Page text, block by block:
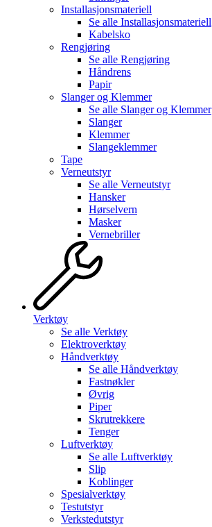
Installasjonsmateriell
Se alle Installasjonsmateriell
Kabelsko
Rengjøring
Se alle Rengjøring
Håndrens
Papir
Slanger og Klemmer
Se alle Slanger og Klemmer
Slanger
Klemmer
Slangeklemmer
Tape
Verneutstyr
Se alle Verneutstyr
Hansker
Hørselvern
Masker
Vernebriller
Verktøy
Se alle Verktøy
Elektroverktøy
Håndverktøy
Se alle Håndverktøy
Fastnøkler
Øvrig
Piper
Skrutrekkere
Tenger
Luftverktøy
Se alle Luftverktøy
Slip
Koblinger
Spesialverktøy
Testutstyr
Verkstedutstyr